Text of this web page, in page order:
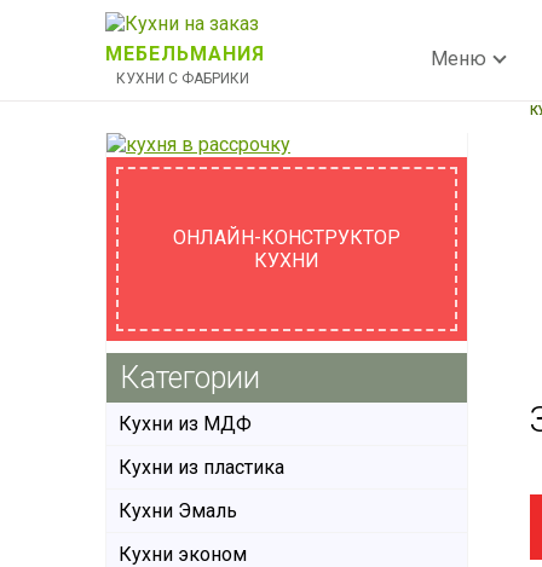
МЕБЕЛЬМАНИЯ
КУХНИ С ФАБРИКИ
Меню
ОНЛАЙН-КОНСТРУКТОР
КУХНИ
Категории
Кухни из МДФ
Кухни из пластика
Кухни Эмаль
Кухни эконом